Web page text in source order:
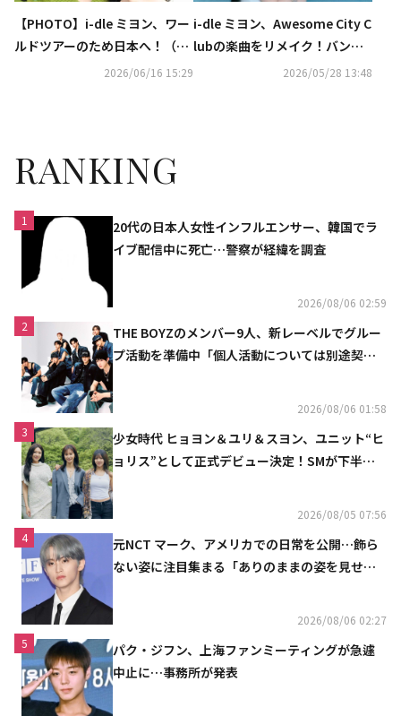
【PHOTO】i-dle ミヨン、ワー
ルドツアーのため日本へ！（動
2026/06/16 15:29
i-dle ミヨン、Awesome City C
lubの楽曲をリメイク！バンドS
ORANとのコラボで美しい歌声
2026/05/28 13:48
RANKING
1
20代の日本人女性インフルエンサー、韓国でラ
イブ配信中に死亡…警察が経緯を調査
2026/08/06 02:59
2
THE BOYZのメンバー9人、新レーベルでグルー
プ活動を準備中「個人活動については別途契約
2026/08/06 01:58
3
少女時代 ヒョヨン＆ユリ＆スヨン、ユニット“ヒ
ョリス”として正式デビュー決定！SMが下半期
2026/08/05 07:56
4
元NCT マーク、アメリカでの日常を公開…飾ら
ない姿に注目集まる「ありのままの姿を見せた
2026/08/06 02:27
5
パク・ジフン、上海ファンミーティングが急遽
中止に…事務所が発表